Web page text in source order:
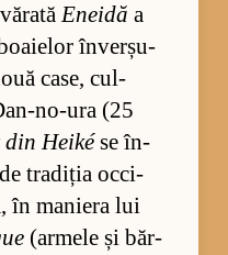
Eneidă a
în­ver­șu­
ca­se, cul­
no-ura (25
Heikése în­
tra­di­ția oc­ci­
în ma­niera lui
(ar­mele și băr­